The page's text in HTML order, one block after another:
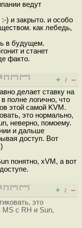
ведут
) и закрыто. и особо
как лебедь,
в будущем.
и станет
факто.
[^] [^^] [^^^]
+ / –
делает ставку на
полне логично, что
этой самой KVM.
это нормально,
неверно, помоему.
и дальше
доступ. Вот
понятно, xVM, а вот
[^] [^^] [^^^]
+ / –
это
MS с RH и Sun,